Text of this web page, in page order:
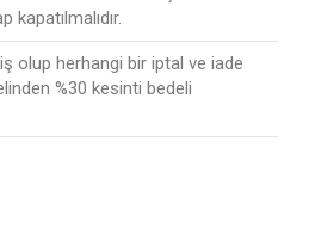
kapatılmalıdır.
olup herhangi bir iptal ve iade
%30 kesinti bedeli